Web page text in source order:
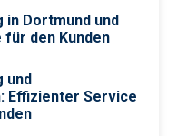
Dortmund und
für den Kunden
und
Effizienter Service